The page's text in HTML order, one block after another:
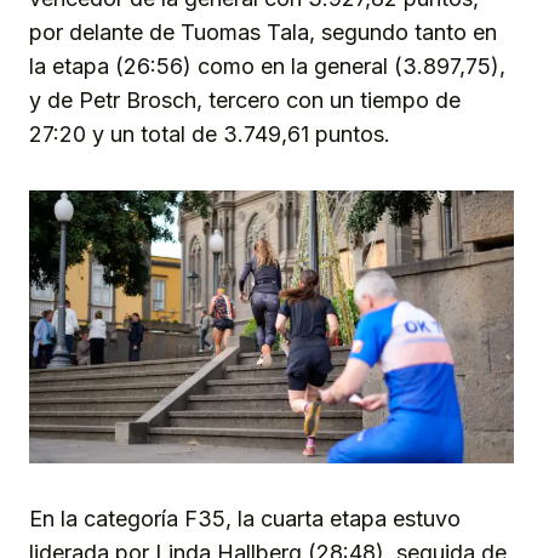
por delante de Tuomas Tala, segundo tanto en
la etapa (26:56) como en la general (3.897,75),
y de Petr Brosch, tercero con un tiempo de
27:20 y un total de 3.749,61 puntos.
En la categoría F35, la cuarta etapa estuvo
liderada por Linda Hallberg (28:48), seguida de